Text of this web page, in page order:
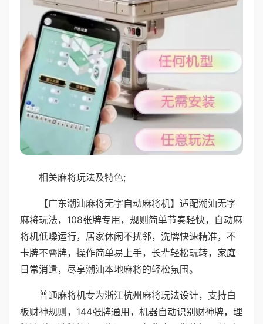
相关麻将玩法及特色;
【广东潮汕麻将无字自动麻将机】适配潮汕无字
麻将玩法，108张牌专用，规则简单节奏轻快，自动麻
将机低噪运行，居家休闲不扰邻，洗牌快速精准，不
卡牌不叠牌，操作简单易上手，长辈轻松玩转，家庭
日常消遣，尽享潮汕本地麻将的轻松氛围。
普通麻将机专为浙江杭州麻将玩法设计，支持白
板财神规则，144张牌通用，机器自动识别财神牌，理